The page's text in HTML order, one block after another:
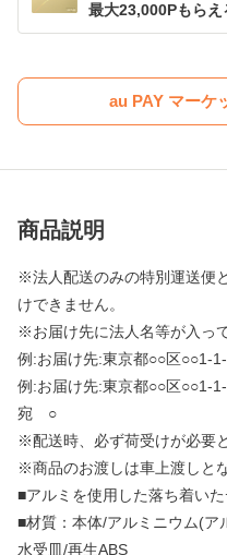
最大23,000Pもら
au PAY マーケ
商品説明
※法人配送のみの特別運送便
けできません。
※お届け先に法人名等が入っ
例:お届け先:東京都○○区
例:お届け先:東京都○○区○○1-
宛 ○
※配送時、必ず荷受けが必要
※商品のお渡しは車上渡しと
■アルミを使用した落ち着いた
■材質：本体/アルミニウム(ア
水受皿/再生ABS